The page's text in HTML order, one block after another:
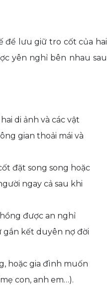
để lưu giữ tro cốt của hai
yên nghỉ bên nhau sau
di ảnh và các vật
gian thoải mái và
đặt song song hoặc
ngay cả sau khi
được an nghỉ
gắn kết duyên nợ đời
hoặc gia đình muốn
con, anh em…).